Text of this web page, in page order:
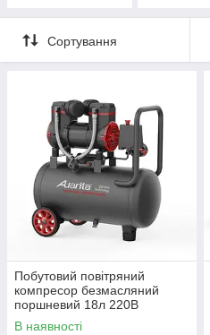
Сортування
Побутовий повітряний
компресор безмасляний
поршневий 18л 220В
AUARITA 2-900F18-220
В наявності